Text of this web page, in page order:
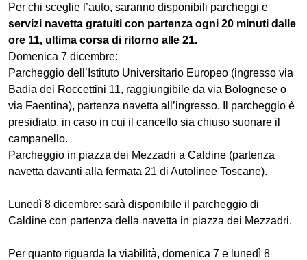
Per chi sceglie l’auto, saranno disponibili parcheggi e
servizi navetta gratuiti con partenza ogni 20 minuti dalle
ore 11, ultima corsa di ritorno alle 21.
Domenica 7 dicembre:
Parcheggio dell’Istituto Universitario Europeo (ingresso via
Badia dei Roccettini 11, raggiungibile da via Bolognese o
via Faentina), partenza navetta all’ingresso. Il parcheggio è
presidiato, in caso in cui il cancello sia chiuso suonare il
campanello.
Parcheggio in piazza dei Mezzadri a Caldine (partenza
navetta davanti alla fermata 21 di Autolinee Toscane).
Lunedì 8 dicembre: sarà disponibile il parcheggio di
Caldine con partenza della navetta in piazza dei Mezzadri.
Per quanto riguarda la viabilità, domenica 7 e lunedì 8